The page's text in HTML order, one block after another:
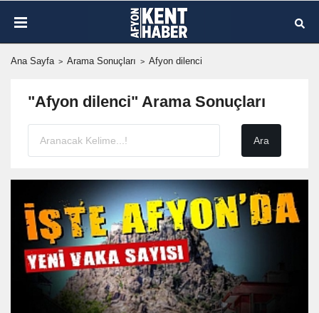
Ana Sayfa Arama Sonuçları Afyon dilenci
"Afyon dilenci" Arama Sonuçları